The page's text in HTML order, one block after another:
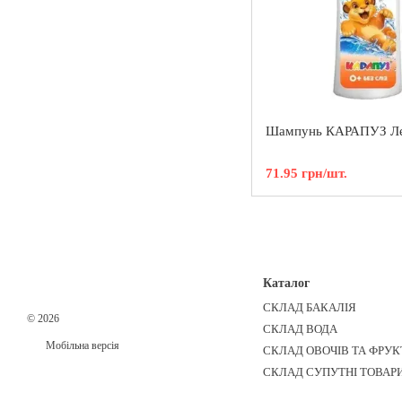
Шампунь КАРАПУЗ
71.95 грн/шт.
© 2026
Мобільна версія
Каталог
СКЛАД БАКАЛІЯ
СКЛАД ВОДА
СКЛАД ОВОЧІВ ТА
СКЛАД СУПУТНІ